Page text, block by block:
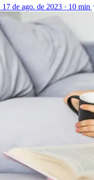
17 de ago. de 2023 · 10 min